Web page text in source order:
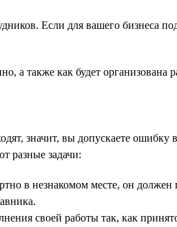
Если для вашего бизнеса
а также как будет организована
значит, вы допускаете
разные задачи:
в незнакомом месте, он должен
своей работы так, как